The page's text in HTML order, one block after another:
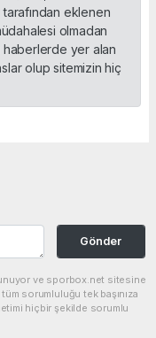
eklenen
olmadan
haberlerde yer alan
olup sitemizin hiç
Gönder
ve sporbox.net sitesine
sorumluluğu tek başınıza
hiçbir şekilde sorumlu